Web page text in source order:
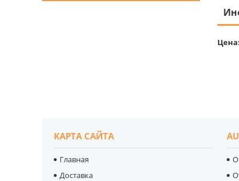
Цена:
КАРТА САЙТА
Главная
Доставка